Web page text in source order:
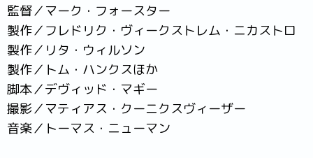
監督／マーク・フォースター
製作／フレドリク・ヴィークストレム・ニカストロ
製作／リタ・ウィルソン
製作／トム・ハンクスほか
脚本／デヴィッド・マギー
撮影／マティアス・クーニクスヴィーザー
音楽／トーマス・ニューマン